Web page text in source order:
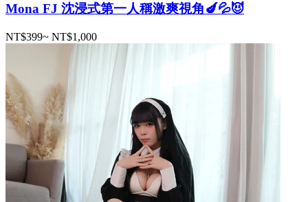
Mona FJ 沈浸式第一人稱激爽視角🍆💦😈
NT$399~ NT$1,000